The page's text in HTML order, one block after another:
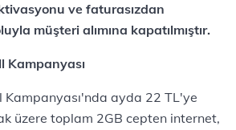
ve faturasızdan
müşteri alımına kapatılmıştır.
Kampanyası
Kampanyası'nda ayda 22 TL'ye
üzere toplam 2GB cepten internet,